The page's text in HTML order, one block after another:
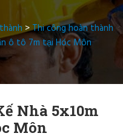
>Thi công hoàn thành
ô tô 7m tại Hóc Môn
Nhà 5x10m
Môn